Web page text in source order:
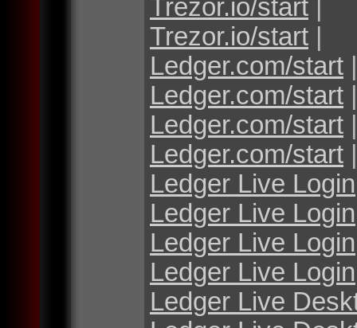
Trezor.io/start |
Trezor.io/start |
Ledger.com/start |
Ledger.com/start |
Ledger.com/start |
Ledger.com/start |
Ledger Live Login
Ledger Live Login
Ledger Live Login
Ledger Live Login
Ledger Live